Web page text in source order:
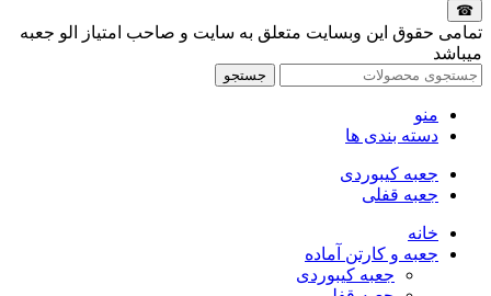
☎
تمامی حقوق این وبسایت متعلق به سایت و صاحب امتیاز الو جعبه
میباشد
جستجو
منو
دسته بندی ها
جعبه کیبوردی
جعبه قفلی
خانه
جعبه و کارتن آماده
جعبه کیبوردی